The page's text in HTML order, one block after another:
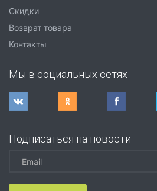
Скидки
Возврат товара
Контакты
Мы в социальных сетях
Подписаться на новости